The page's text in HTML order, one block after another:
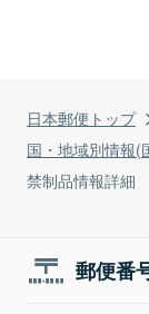
日本郵便トップ
国・地域別情報(
禁制品情報詳細
郵便番